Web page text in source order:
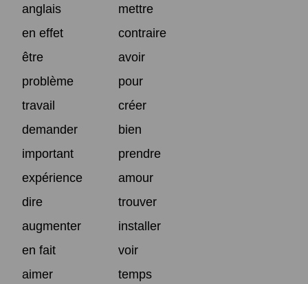
anglais
mettre
en effet
contraire
être
avoir
problème
pour
travail
créer
demander
bien
important
prendre
expérience
amour
dire
trouver
augmenter
installer
en fait
voir
aimer
temps